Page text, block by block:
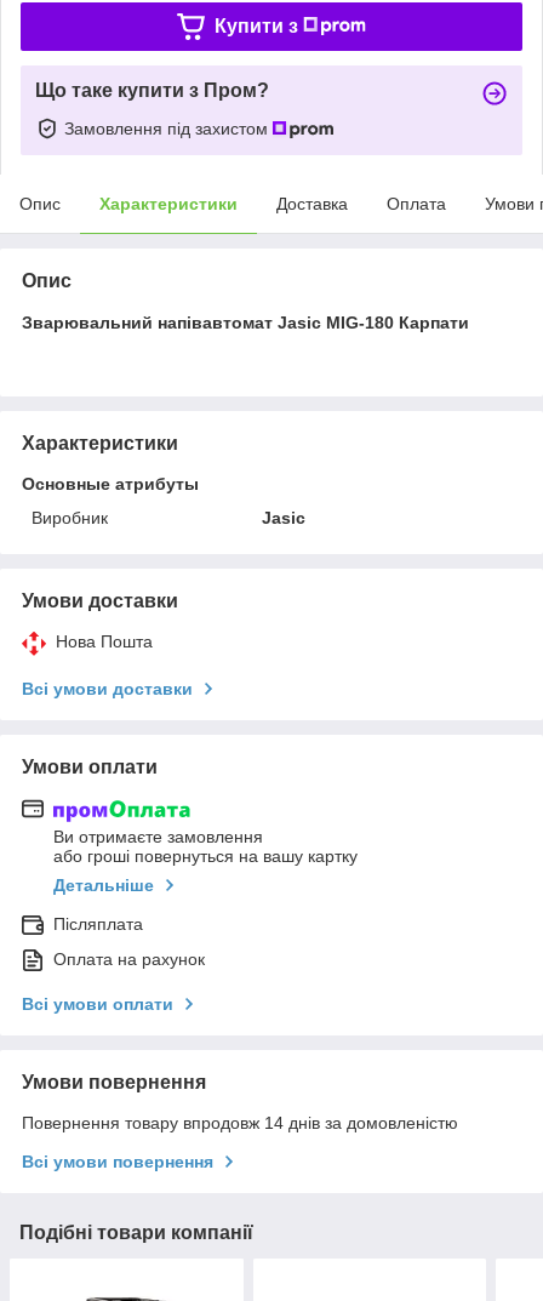
Купити з
Що таке купити з Пром?
Замовлення під захистом
Опис Характеристики Доставка Оплата Умови
Опис
Зварювальний напівавтомат Jasic MIG-180 Карпати
Характеристики
Основные атрибуты
Виробник
Jasic
Умови доставки
Нова Пошта
Всі умови доставки
Умови оплати
Ви отримаєте замовлення
або гроші повернуться на вашу картку
Детальніше
Післяплата
Оплата на рахунок
Всі умови оплати
Умови повернення
Повернення товару впродовж 14 днів за домовленістю
Всі умови повернення
Подібні товари компанії